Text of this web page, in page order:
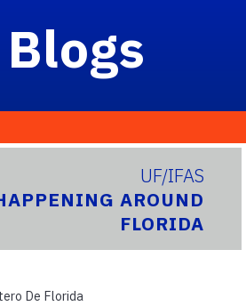
Blogs
UF/IFAS
AROUND
FLORIDA
De Florida